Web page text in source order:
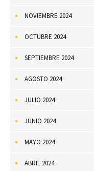
NOVIEMBRE 2024
OCTUBRE 2024
SEPTIEMBRE 2024
AGOSTO 2024
JULIO 2024
JUNIO 2024
MAYO 2024
ABRIL 2024